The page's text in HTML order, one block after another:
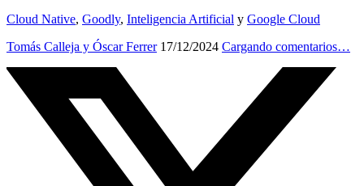
Cloud Native, Goodly, Inteligencia Artificial y Google Cloud
Tomás Calleja y Óscar Ferrer 17/12/2024 Cargando comentarios…